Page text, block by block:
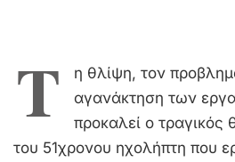
Τ
η θλίψη, τον
αγανάκτηση των
προκαλεί ο τραγικός
του 51χρονου ηχολήπτη που